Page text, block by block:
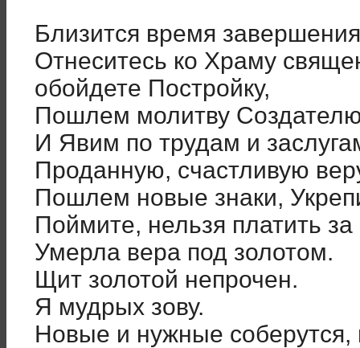
Близится время
Отнеситесь ко Храму
обойдете Постройку,
Пошлем молитву
И Явим по трудам и
Проданную, счастливую
Пошлем новые знаки,
Поймите, нельзя платить
Умерла вера под золотом.
Щит золотой непрочен.
Я мудрых зову.
Новые и нужные соберутся,